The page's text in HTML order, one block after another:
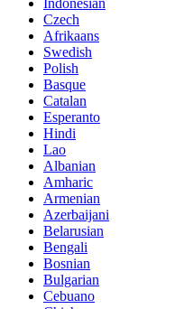
Indonesian
Czech
Afrikaans
Swedish
Polish
Basque
Catalan
Esperanto
Hindi
Lao
Albanian
Amharic
Armenian
Azerbaijani
Belarusian
Bengali
Bosnian
Bulgarian
Cebuano